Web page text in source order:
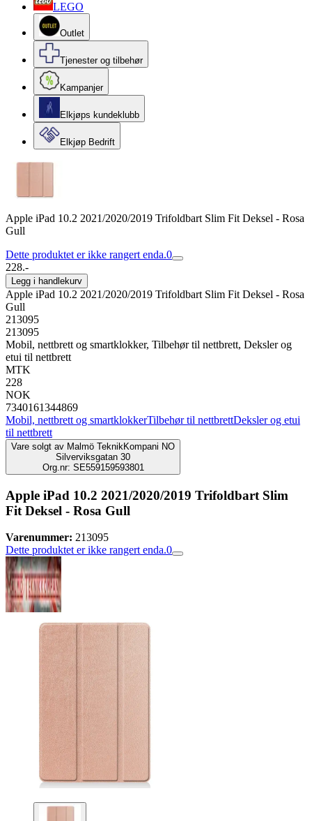
LEGO
Outlet
Tjenester og tilbehør
Kampanjer
Elkjøps kundeklubb
Elkjøp Bedrift
Apple iPad 10.2 2021/2020/2019 Trifoldbart Slim Fit Deksel - Rosa
Gull
Dette produktet er ikke rangert enda.0
228.-
Legg i handlekurv
Apple iPad 10.2 2021/2020/2019 Trifoldbart Slim Fit Deksel - Rosa
Gull
213095
213095
Mobil, nettbrett og smartklokker, Tilbehør til nettbrett, Deksler og
etui til nettbrett
MTK
228
NOK
7340161344869
Mobil, nettbrett og smartklokkerTilbehør til nettbrettDeksler og etui
til nettbrett
Vare solgt av Malmö TeknikKompani NO
Silverviksgatan 30
Org.nr: SE559159593801
Apple iPad 10.2 2021/2020/2019 Trifoldbart Slim
Fit Deksel - Rosa Gull
Varenummer: 213095
Dette produktet er ikke rangert enda.0